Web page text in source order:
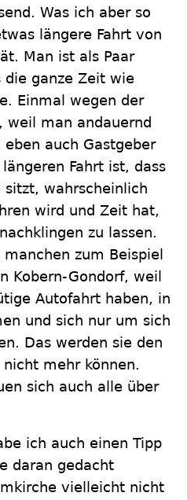
Was ich aber so
längere Fahrt von
Man ist als Paar
die ganze Zeit wie
Einmal wegen der
weil man andauernd
auch Gastgeber
Fahrt ist, dass
wahrscheinlich
wird und Zeit hat,
zu lassen.
zum Beispiel
Kobern-Gondorf, weil
Autofahrt haben, in
und sich nur um sich
Das werden sie den
nicht mehr können.
sich auch alle über
ich auch einen Tipp
daran gedacht
vielleicht nicht